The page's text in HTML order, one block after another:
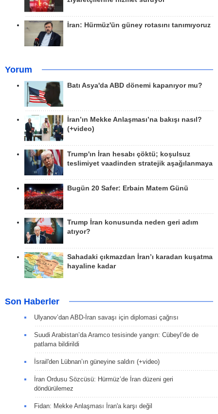
İran: Hürmüz'ün güney rotasını tanımıyoruz
Yorum
Batı Asya'da ABD dönemi kapanıyor mu?
İran’ın Mekke Anlaşması’na bakışı nasıl?
(+video)
Trump'ın İran hesabı çöktü; koşulsuz
teslimiyet vaadinden stratejik aşağılanmaya
Bugün 20 Safer: Erbain Matem Günü
Trump İran konusunda neden geri adım
atıyor?
Sahadaki çıkmazdan İran’ı karadan kuşatma
hayaline kadar
Son Haberler
Ulyanov’dan ABD-İran savaşı için diplomasi çağrısı
Suudi Arabistan’da Aramco tesisinde yangın: Cübeyl’de de
patlama bildirildi
İsrail'den Lübnan’ın güneyine saldırı (+video)
İran Ordusu Sözcüsü: Hürmüz’de İran düzeni geri
döndürülemez
Fidan: Mekke Anlaşması İran'a karşı değil